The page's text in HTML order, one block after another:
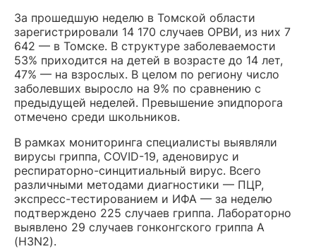
За прошедшую неделю в Томской области
зарегистрировали 14 170 случаев ОРВИ, из них 7
642 — в Томске. В структуре заболеваемости
53% приходится на детей в возрасте до 14 лет,
47% — на взрослых. В целом по региону число
заболевших выросло на 9% по сравнению с
предыдущей неделей. Превышение эпидпорога
отмечено среди школьников.
В рамках мониторинга специалисты выявляли
вирусы гриппа, COVID-19, аденовирус и
респираторно-синцитиальный вирус. Всего
различными методами диагностики — ПЦР,
экспресс-тестированием и ИФА — за неделю
подтверждено 225 случаев гриппа. Лабораторно
выявлено 29 случаев гонконгского гриппа А
(H3N2).